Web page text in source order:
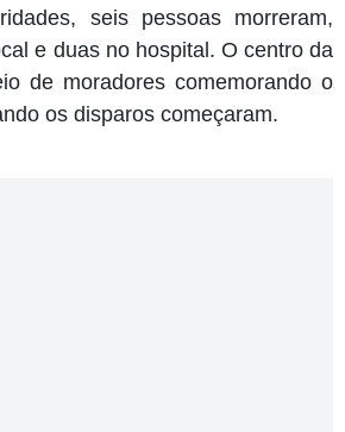
seis pessoas morreram,
e duas no hospital. O centro da
de moradores comemorando o
os disparos começaram.